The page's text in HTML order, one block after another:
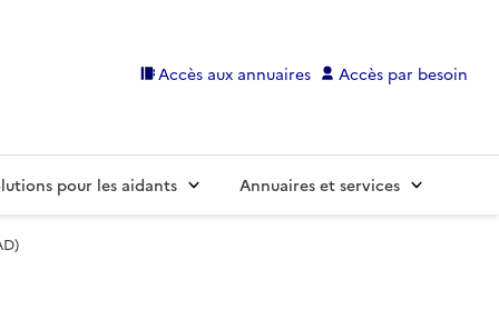
Accès aux annuaires Accès par besoin
pour les aidants Annuaires et services